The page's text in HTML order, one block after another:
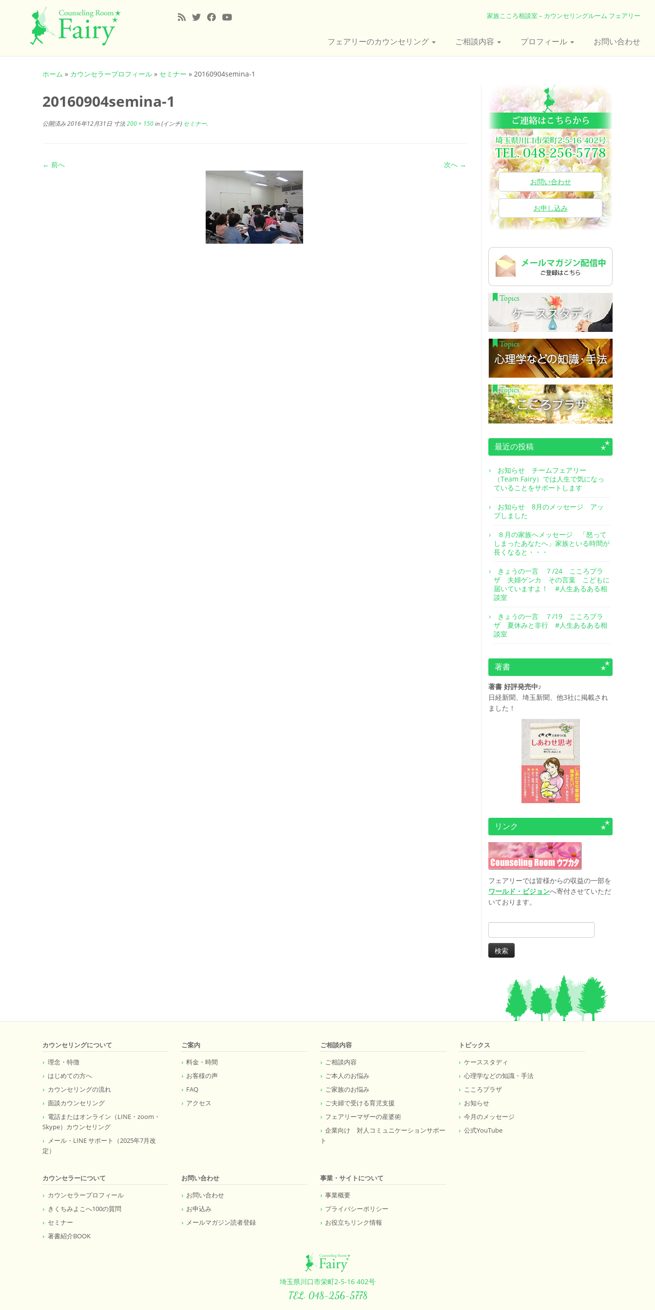
家族こころ相談室 – カウンセリングルーム フェアリー
フェアリーのカウンセリング ご相談内容 プロフィール お問い合わせ
ホーム » カウンセラープロフィール » セミナー » 20160904semina-1
20160904semina-1
公開済み2016年12月31日 寸法200 × 150in (インチ) セミナー.
← 前へ
次へ →
お問い合わせ
お申し込み
最近の投稿
お知らせ チームフェアリー
（Team Fairy）では人生で気になっ
ていることをサポートします
お知らせ 8月のメッセージ アッ
プしました
８月の家族へメッセージ 「怒って
しまったあなたへ」家族といる時間が
長くなると・・・
きょうの一言 ７/24 こころプラ
ザ 夫婦ゲンカ その言葉 こどもに
届いていますよ！ #人生あるある相
談室
きょうの一言 ７/19 こころプラ
ザ 夏休みと非行 #人生あるある相
談室
著書
著書 好評発売中♪
日経新聞、埼玉新聞、他3社に掲載され
ました！
リンク
フェアリーでは皆様からの収益の一部を
ワールド・ビジョンへ寄付させていただ
いております。
検
索:
カウンセリングについて
理念・特徴
はじめての方へ
カウンセリングの流れ
面談カウンセリング
電話またはオンライン（LINE・zoom・
Skype）カウンセリング
メール・LINE サポート（2025年7月改
定）
ご案内
料金・時間
お客様の声
FAQ
アクセス
ご相談内容
ご相談内容
ご本人のお悩み
ご家族のお悩み
ご夫婦で受ける育児支援
フェアリーマザーの産婆術
企業向け 対人コミュニケーションサポー
ト
トピックス
ケーススタディ
心理学などの知識・手法
こころプラザ
お知らせ
今月のメッセージ
公式YouTube
カウンセラーについて
カウンセラープロフィール
きくちみよこへ100の質問
セミナー
著書紹介BOOK
お問い合わせ
お問い合わせ
お申込み
メールマガジン読者登録
事業・サイトについて
事業概要
プライバシーポリシー
お役立ちリンク情報
埼玉県川口市栄町2-5-16 402号
TEL. 048-256-5778